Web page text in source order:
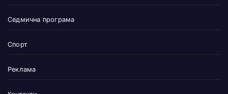
Седмична програма
Спорт
Реклама